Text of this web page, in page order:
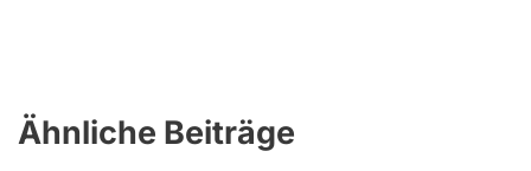
Ähnliche Beiträge